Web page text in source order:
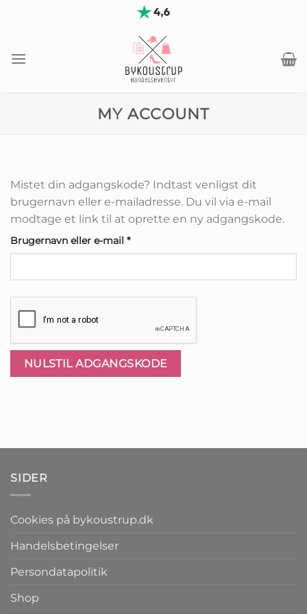
MY ACCOUNT
Mistet din adgangskode? Indtast venligst dit
brugernavn eller e-mailadresse. Du vil via e-mail
modtage et link til at oprette en ny adgangskode.
Brugernavn eller e-mail *Påkrævet
NULSTIL ADGANGSKODE
SIDER
Cookies på bykoustrup.dk
Handelsbetingelser
Persondatapolitik
Shop